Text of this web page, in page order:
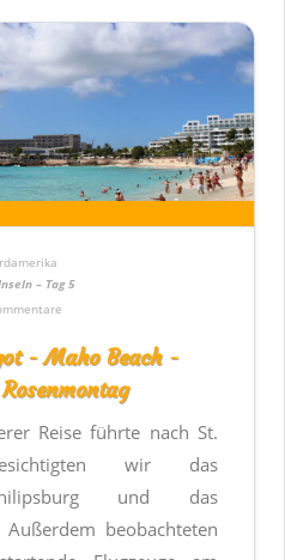
– Tag 5
- Maho Beach -
Reise führte nach St.
wir das
und das
beobachteten